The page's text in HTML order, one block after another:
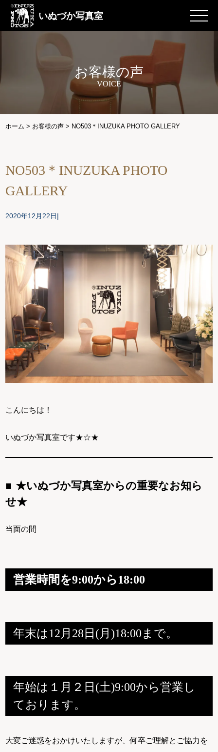
いぬづか写真室
お客様の声
VOICE
ホーム > お客様の声 > NO503＊INUZUKA PHOTO GALLERY
NO503＊INUZUKA PHOTO
GALLERY
2020年12月22日
こんにちは！
いぬづか写真室です★☆★
★いぬづか写真室からの重要なお知ら
せ★
当面の間
営業時間を9:00から18:00
年末は12月28日(月)18:00まで。
年始は１月２日(土)9:00から営業し
ております。
大変ご迷惑をおかけいたしますが、何卒ご理解とご協力を